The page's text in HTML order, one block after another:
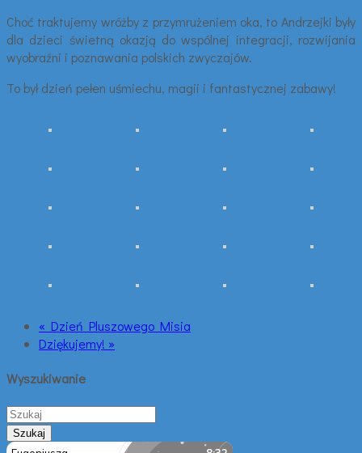
Choć traktujemy wróżby z przymrużeniem oka, to Andrzejki były
dla dzieci świetną okazją do wspólnej integracji, rozwijania
wyobraźni i poznawania polskich zwyczajów.
To był dzień pełen uśmiechu, magii i fantastycznej zabawy!
« Dzień Pluszowego Misia
Dziękujemy! »
Wyszukiwanie